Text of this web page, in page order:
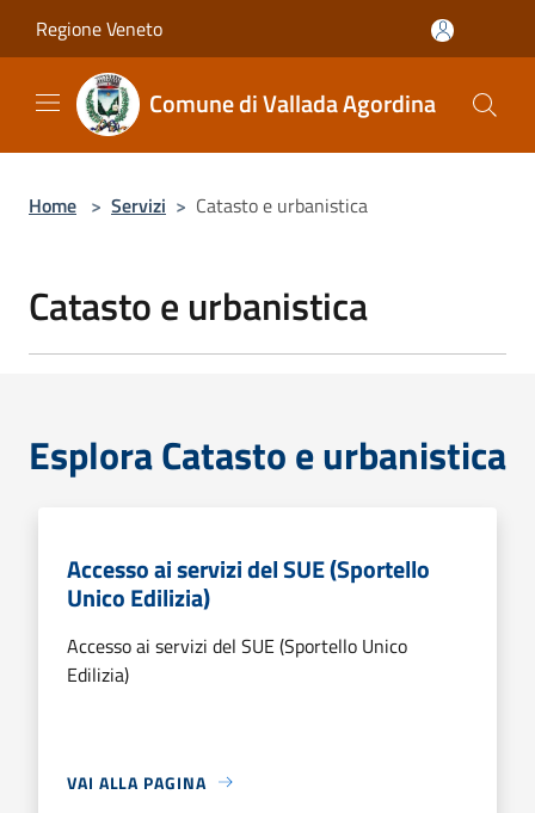
Regione Veneto
Comune di Vallada Agordina
Home > Servizi > Catasto e urbanistica
Catasto e urbanistica
Esplora Catasto e urbanistica
Accesso ai servizi del SUE (Sportello
Unico Edilizia)
Accesso ai servizi del SUE (Sportello Unico
Edilizia)
VAI ALLA PAGINA